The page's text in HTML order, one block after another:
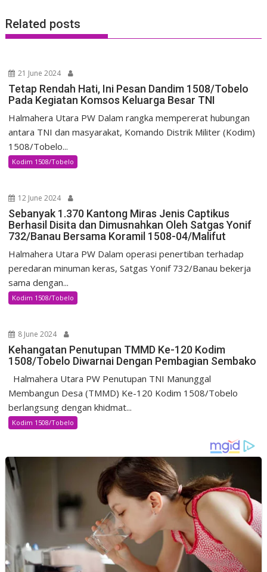
Related posts
21 June 2024
Tetap Rendah Hati, Ini Pesan Dandim 1508/Tobelo
Pada Kegiatan Komsos Keluarga Besar TNI
Halmahera Utara PW Dalam rangka mempererat hubungan
antara TNI dan masyarakat, Komando Distrik Militer (Kodim)
1508/Tobelo...
Kodim 1508/Tobelo
12 June 2024
Sebanyak 1.370 Kantong Miras Jenis Captikus
Berhasil Disita dan Dimusnahkan Oleh Satgas Yonif
732/Banau Bersama Koramil 1508-04/Malifut
Halmahera Utara PW Dalam operasi penertiban terhadap
peredaran minuman keras, Satgas Yonif 732/Banau bekerja
sama dengan...
Kodim 1508/Tobelo
8 June 2024
Kehangatan Penutupan TMMD Ke-120 Kodim
1508/Tobelo Diwarnai Dengan Pembagian Sembako
Halmahera Utara PW Penutupan TNI Manunggal
Membangun Desa (TMMD) Ke-120 Kodim 1508/Tobelo
berlangsung dengan khidmat...
Kodim 1508/Tobelo